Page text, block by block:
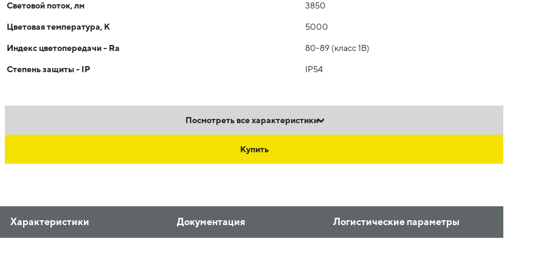
Световой поток, лм 3850
Цветовая температура, К 5000
Индекс цветопередачи - Ra 80-89 (класс 1B)
Степень защиты - IP IP54
Посмотреть все характеристики
Купить
Характеристики Документация Логистические параметры